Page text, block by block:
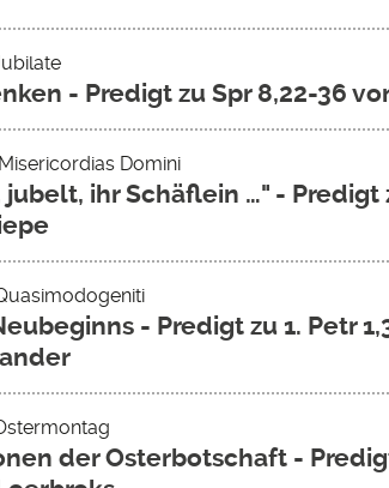
- Predigt zu Spr 8,22-36
Domini
ihr Schäflein …" - Predigt
- Predigt zu 1. Petr
der Osterbotschaft -